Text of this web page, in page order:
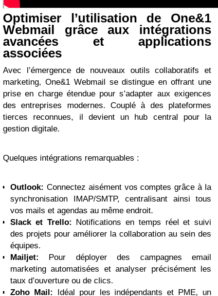
Optimiser l’utilisation de One&1
Webmail grâce aux intégrations
avancées et applications
associées
Avec l’émergence de nouveaux outils collaboratifs et
marketing, One&1 Webmail se distingue en offrant une
prise en charge étendue pour s’adapter aux exigences
des entreprises modernes. Couplé à des plateformes
tierces reconnues, il devient un hub central pour la
gestion digitale.
Quelques intégrations remarquables :
Outlook: Connectez aisément vos comptes grâce à la
synchronisation IMAP/SMTP, centralisant ainsi tous
vos mails et agendas au même endroit.
Slack et Trello: Notifications en temps réel et suivi
des projets pour améliorer la collaboration au sein des
équipes.
Mailjet:
Pour déployer des campagnes email
marketing automatisées et analyser précisément les
taux d’ouverture ou de clics.
Zoho Mail: Idéal pour les indépendants et PME, un